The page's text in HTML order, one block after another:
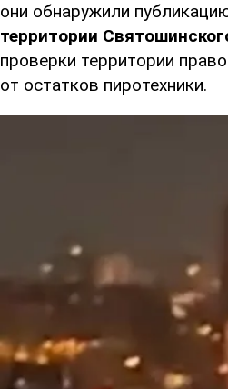
они обнаружили
территории
проверки территории
от остатков пиротехники.